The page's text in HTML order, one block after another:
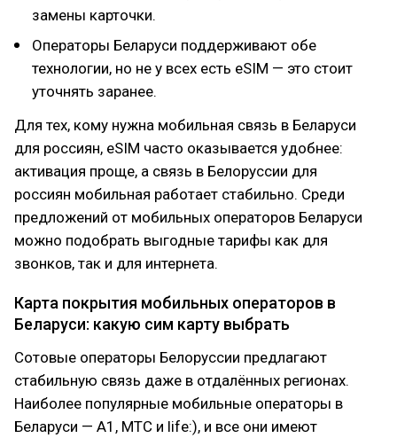
замены карточки.
Операторы Беларуси поддерживают обе
технологии, но не у всех есть eSIM — это стоит
уточнять заранее.
Для тех, кому нужна мобильная связь в Беларуси
для россиян, eSIM часто оказывается удобнее:
активация проще, а связь в Белоруссии для
россиян мобильная работает стабильно. Среди
предложений от мобильных операторов Беларуси
можно подобрать выгодные тарифы как для
звонков, так и для интернета.
Карта покрытия мобильных операторов в
Беларуси: какую сим карту выбрать
Сотовые операторы Белоруссии предлагают
стабильную связь даже в отдалённых регионах.
Наиболее популярные мобильные операторы в
Беларуси — A1, МТС и life:), и все они имеют